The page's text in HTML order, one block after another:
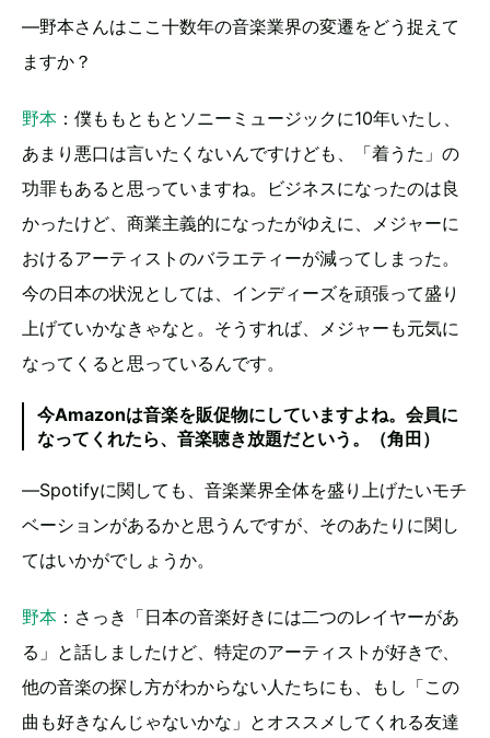
―野本さんはここ十数年の音楽業界の変遷をどう捉えて
ますか？
野本 ：僕ももともとソニーミュージックに10年いたし、
あまり悪口は言いたくないんですけども、「着うた」の
功罪もあると思っていますね。ビジネスになったのは良
かったけど、商業主義的になったがゆえに、メジャーに
おけるアーティストのバラエティーが減ってしまった。
今の日本の状況としては、インディーズを頑張って盛り
上げていかなきゃなと。そうすれば、メジャーも元気に
なってくると思っているんです。
今Amazonは音楽を販促物にしていますよね。会員に
なってくれたら、音楽聴き放題だという。（角田）
―Spotifyに関しても、音楽業界全体を盛り上げたいモチ
ベーションがあるかと思うんですが、そのあたりに関し
てはいかがでしょうか。
野本 ：さっき「日本の音楽好きには二つのレイヤーがあ
る」と話しましたけど、特定のアーティストが好きで、
他の音楽の探し方がわからない人たちにも、もし「この
曲も好きなんじゃないかな」とオススメしてくれる友達